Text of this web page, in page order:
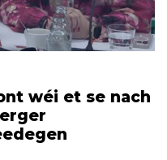
wéi et se nach